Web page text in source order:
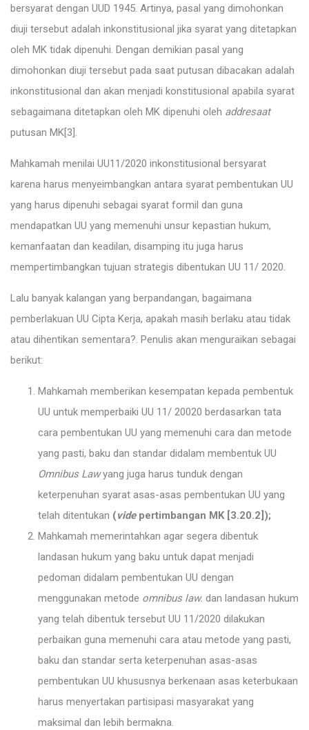
bersyarat dengan UUD 1945. Artinya, pasal yang dimohonkan
diuji tersebut adalah inkonstitusional jika syarat yang ditetapkan
oleh MK tidak dipenuhi. Dengan demikian pasal yang
dimohonkan diuji tersebut pada saat putusan dibacakan adalah
inkonstitusional dan akan menjadi konstitusional apabila syarat
sebagaimana ditetapkan oleh MK dipenuhi oleh addresaat
putusan MK[3].
Mahkamah menilai UU11/2020 inkonstitusional bersyarat
karena harus menyeimbangkan antara syarat pembentukan UU
yang harus dipenuhi sebagai syarat formil dan guna
mendapatkan UU yang memenuhi unsur kepastian hukum,
kemanfaatan dan keadilan, disamping itu juga harus
mempertimbangkan tujuan strategis dibentukan UU 11/ 2020.
Lalu banyak kalangan yang berpandangan, bagaimana
pemberlakuan UU Cipta Kerja, apakah masih berlaku atau tidak
atau dihentikan sementara?. Penulis akan menguraikan sebagai
berikut:
Mahkamah memberikan kesempatan kepada pembentuk
UU untuk memperbaiki UU 11/ 20020 berdasarkan tata
cara pembentukan UU yang memenuhi cara dan metode
yang pasti, baku dan standar didalam membentuk UU
Omnibus Lawyang juga harus tunduk dengan
keterpenuhan syarat asas-asas pembentukan UU yang
telah ditentukan (videpertimbangan MK [3.20.2]);
Mahkamah memerintahkan agar segera dibentuk
landasan hukum yang baku untuk dapat menjadi
pedoman didalam pembentukan UU dengan
menggunakan metode omnibus law. dan landasan hukum
yang telah dibentuk tersebut UU 11/2020 dilakukan
perbaikan guna memenuhi cara atau metode yang pasti,
baku dan standar serta keterpenuhan asas-asas
pembentukan UU khususnya berkenaan asas keterbukaan
harus menyertakan partisipasi masyarakat yang
maksimal dan lebih bermakna.